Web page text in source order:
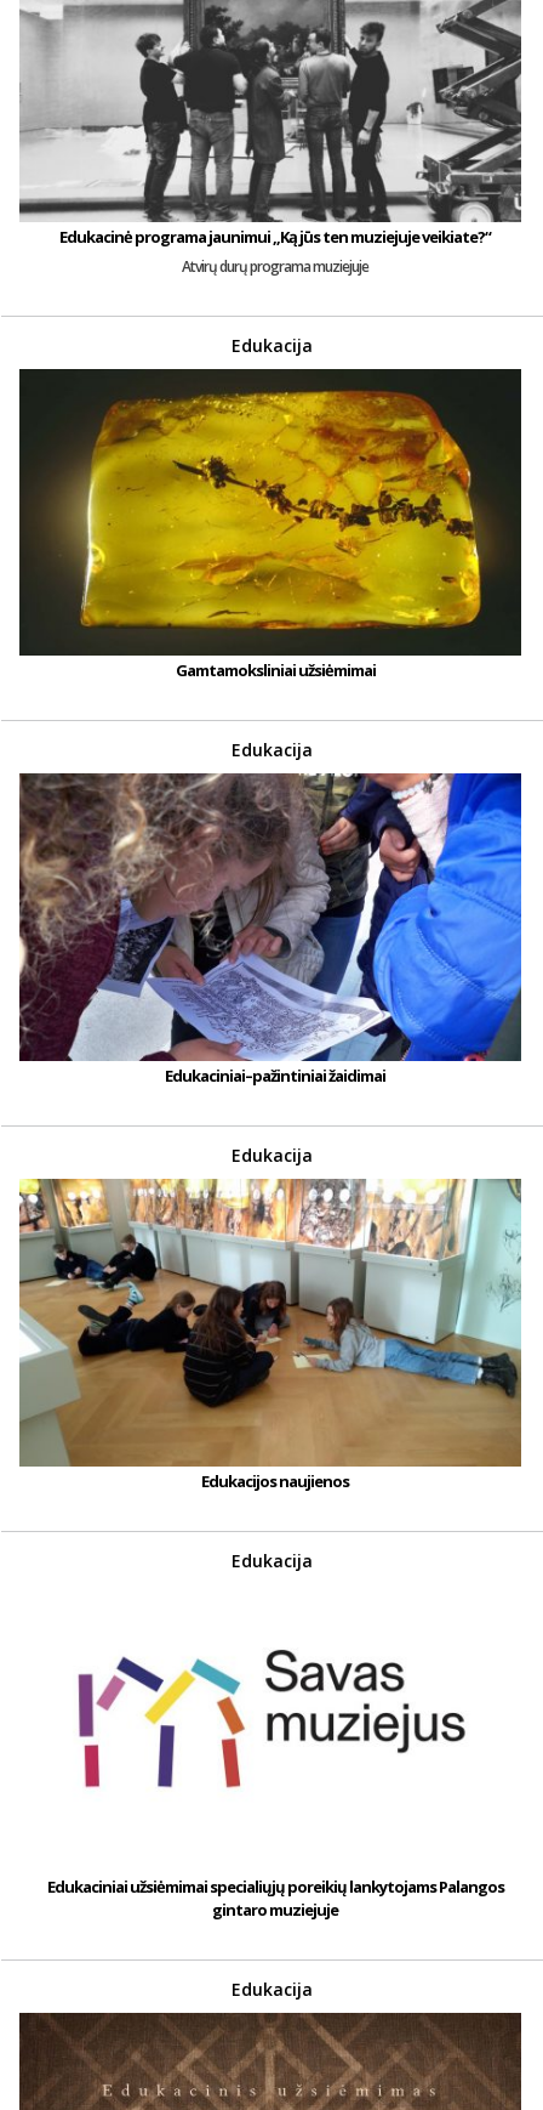
Edukacinė programa jaunimui „Ką jūs ten muziejuje veikiate?“
Atvirų durų programa muziejuje
Edukacija
Gamtamoksliniai užsiėmimai
Edukacija
Edukaciniai–pažintiniai žaidimai
Edukacija
Edukacijos naujienos
Edukacija
Edukaciniai užsiėmimai specialiųjų poreikių lankytojams Palangos
gintaro muziejuje
Edukacija